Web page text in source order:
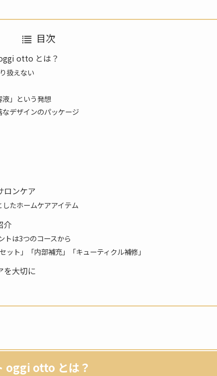
目次
otto とは？
扱えない
」という発想
デザインのパッケージ
ロンケア
したホームケアアイテム
介
は3つのコースから
ト」「内部補充」「キューティクル補修」
を大切に
oggi otto とは？